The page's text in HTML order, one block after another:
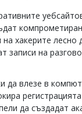
хакерите лесно
записи на
да влезе в
да създадат